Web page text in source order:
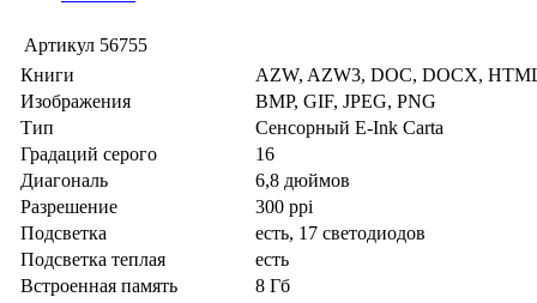
Артикул 56755
Книги
AZW, AZW3, DOC, DOCX,
Изображения
BMP, GIF, JPEG, PNG
Тип
Сенсорный E-Ink Carta
Градаций серого
16
Диагональ
6,8 дюймов
Разрешение
300 ppi
Подсветка
есть, 17 светодиодов
Подсветка теплая
есть
Встроенная память
8 Гб